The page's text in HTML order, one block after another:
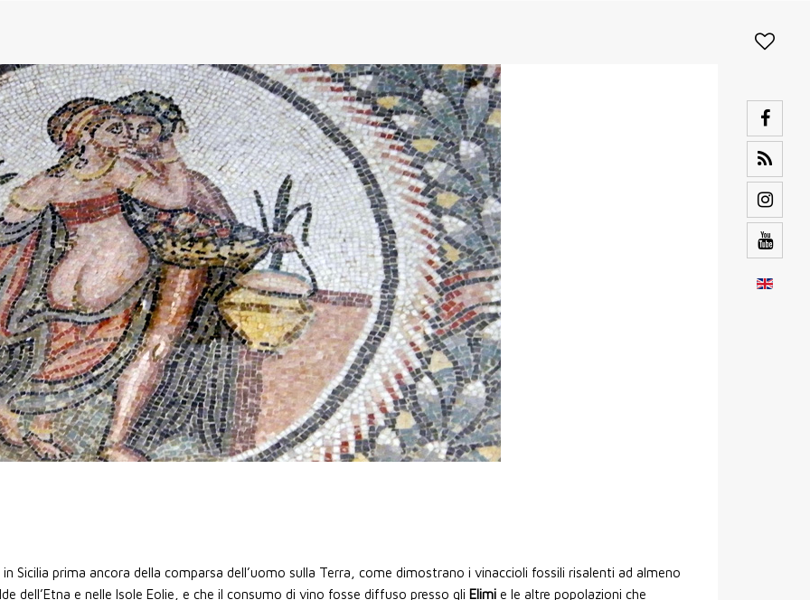
Sicilia prima ancora della comparsa dell’uomo sulla Terra, come dimostrano i vinaccioli fossili risalenti ad almeno
dell’Etna e nelle Isole Eolie, e che il consumo di vino fosse diffuso presso gli Elimi e le altre popolazioni che